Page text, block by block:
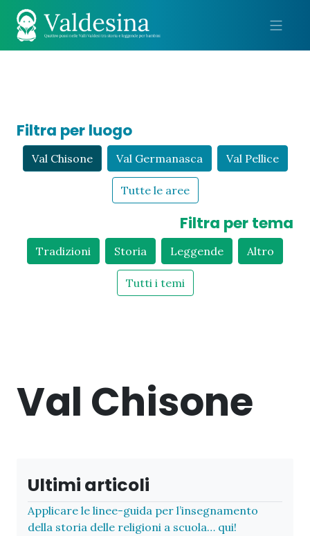
Filtra per luogo
Val Chisone Val Germanasca Val Pellice
Tutte le aree
Filtra per tema
Tradizioni Storia Leggende Altro
Tutti i temi
Val Chisone
Ultimi articoli
Applicare le linee-guida per l’insegnamento
della storia delle religioni a scuola… qui!